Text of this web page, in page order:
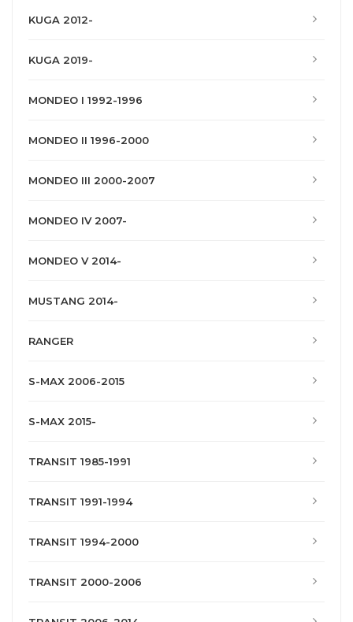
KUGA 2012-
KUGA 2019-
MONDEO I 1992-1996
MONDEO II 1996-2000
MONDEO III 2000-2007
MONDEO IV 2007-
MONDEO V 2014-
MUSTANG 2014-
RANGER
S-MAX 2006-2015
S-MAX 2015-
TRANSIT 1985-1991
TRANSIT 1991-1994
TRANSIT 1994-2000
TRANSIT 2000-2006